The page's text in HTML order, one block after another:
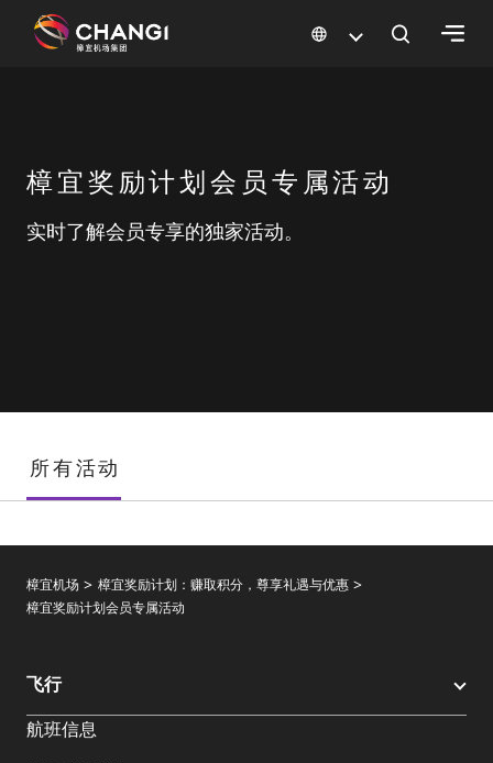
樟
网
言:
樟宜奖励计划会员专属活动
实时了解会员专享的独家活动。
所有活动
樟宜机场
樟宜奖励计划：赚取积分，尊享礼遇与优惠
樟宜奖励计划会员专属活动
飞行
航班信息